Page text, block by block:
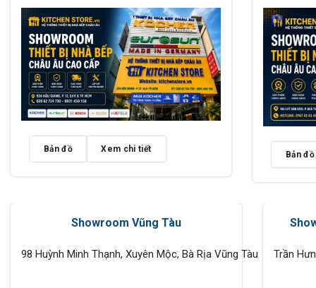
Bản đồ Xem chi tiết
Bản đồ
Showroom Vũng Tàu
98 Huỳnh Minh Thạnh, Xuyên Mộc, Bà Rịa Vũng Tàu Trần